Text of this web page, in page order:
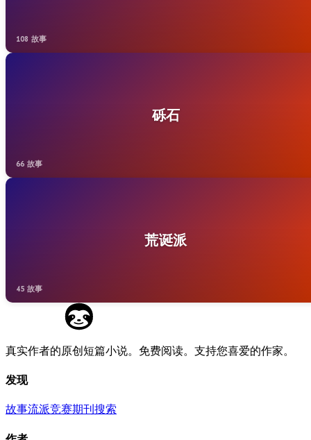
108 故事
砾石
66 故事
荒诞派
45 故事
真实作者的原创短篇小说。免费阅读。支持您喜爱的作家。
发现
故事流派竞赛期刊 搜索